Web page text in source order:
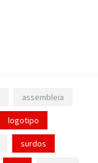
assembleia
logotipo
surdos